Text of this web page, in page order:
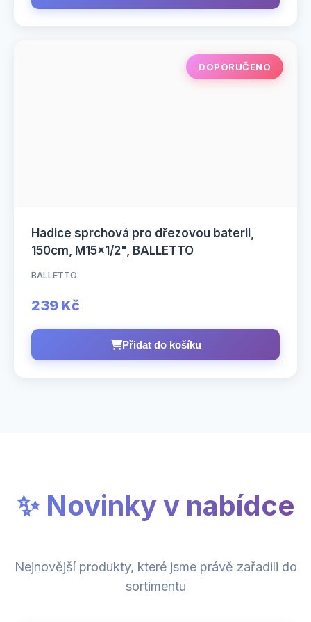
DOPORUČENO
Hadice sprchová pro dřezovou baterii,
150cm, M15×1/2", BALLETTO
BALLETTO
239 Kč
Přidat do košíku
✨ Novinky v nabídce
Nejnovější produkty, které jsme právě zařadili do
sortimentu